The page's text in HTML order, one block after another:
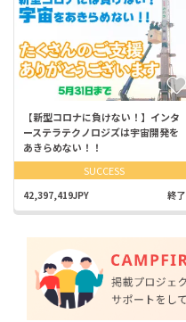
【新型コロナに負けない！】インタ
ーステラテクノロジズは宇宙開発を
あきらめない！！
SUCCESS
42,397,419JPY 終了